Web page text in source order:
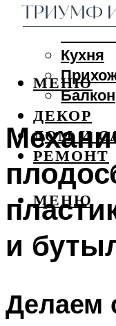
Кухня
Балкон
ДЕКОР
ДОМ И
РЕМОНТ
МЕНЮ
МЕНЮ
и
Делаем